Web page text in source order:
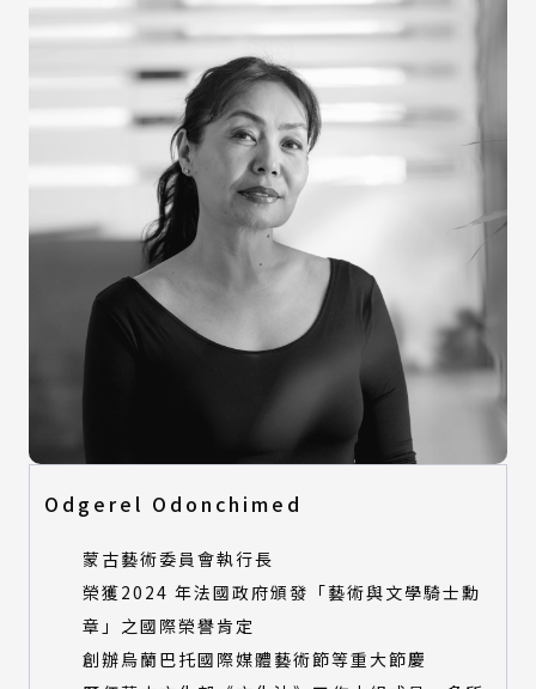
Odgerel Odonchimed
蒙古藝術委員會執行長
榮獲2024 年法國政府頒發「藝術與文學騎士勳
章」之國際榮譽肯定
創辦烏蘭巴托國際媒體藝術節等重大節慶